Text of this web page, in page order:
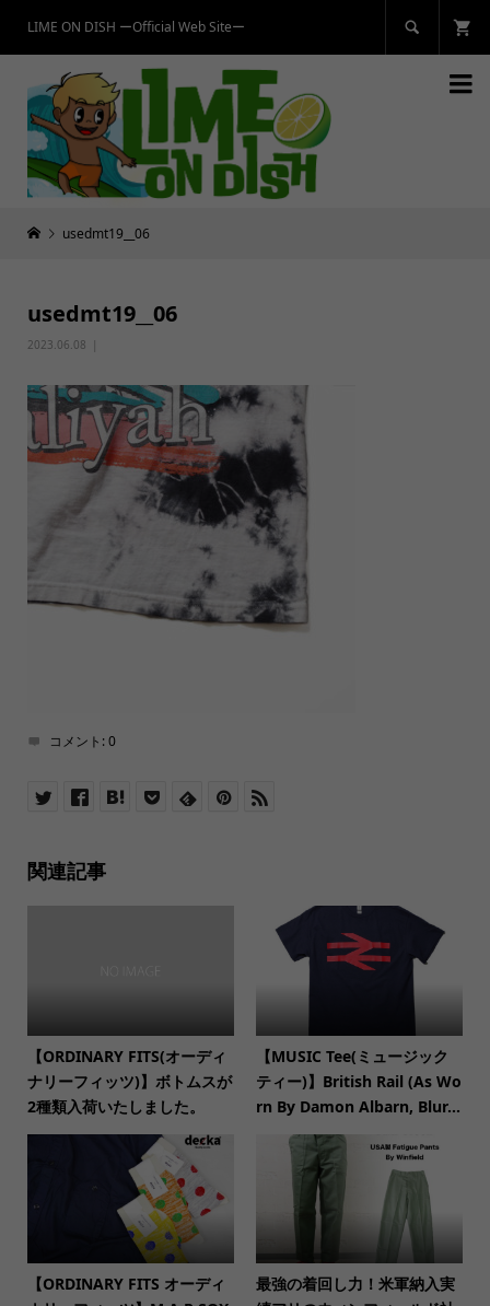
LIME ON DISH ーOfficial Web Siteー 

usedmt19__06
usedmt19__06
2023.06.08
コメント:0
関連記事
【ORDINARY FITS(オーディ
ナリーフィッツ)】ボトムスが
2種類入荷いたしました。
【MUSIC Tee(ミュージック
ティー)】British Rail (As Wo
rn By Damon Albarn, Blur...
【ORDINARY FITS オーディ
最強の着回し力！米軍納入実